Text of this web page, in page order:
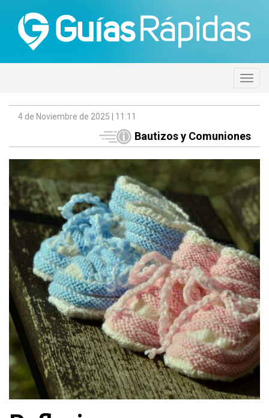
4 de Noviembre de 2025 | 11:11
Bautizos y Comuniones